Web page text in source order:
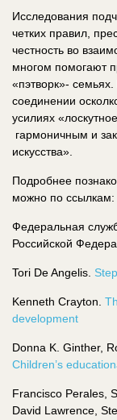
Исследования
четких правил,
честность во
многом помогают
«пэтворк»-
соединении
усилиях
гармоничным и
искусства».
Подробнее
можно по ссылкам:
Федеральная
Российской
Tori De Angelis.
Kenneth Crayton.
development
Donna K. Ginther,
Children’s
Francisco Perales,
David Lawrence,